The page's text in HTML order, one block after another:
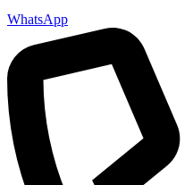
WhatsApp